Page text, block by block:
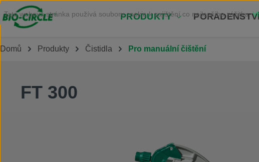
Přejít na hlavní obsah
PRODUKTY
Domů Produkty Čistidla Pro manuální čištění
FT 300
Tato webová stránka používá soubory cookie k zajištění co nejlepšího zážitku.